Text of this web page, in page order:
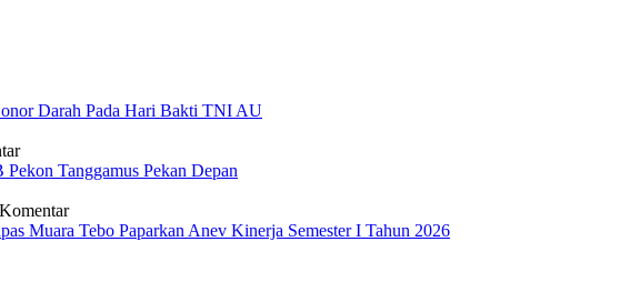
Darah Pada Hari Bakti TNI AU
Tanggamus Pekan Depan
Muara Tebo Paparkan Anev Kinerja Semester I Tahun 2026